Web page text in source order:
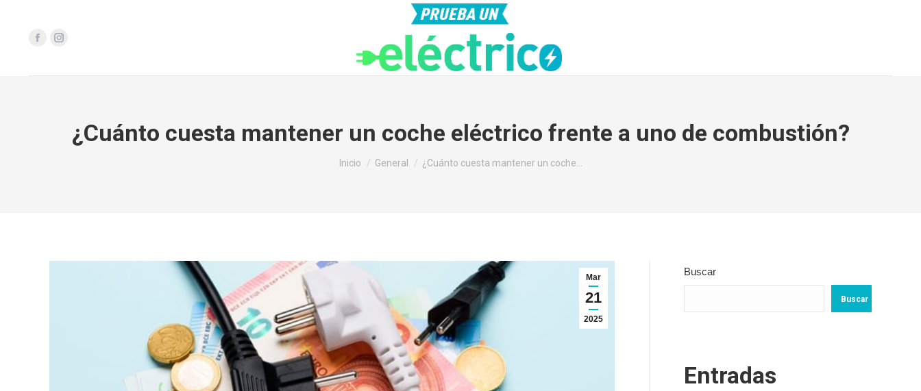
¿Cuánto cuesta mantener un coche eléctrico frente a uno de combustión?
Estás aquí:
Inicio General ¿Cuánto cuesta mantener un coche…
Mar
21
2025
Buscar
Buscar
Entradas